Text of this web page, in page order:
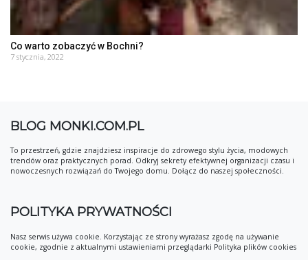
Co warto zobaczyć w Bochni?
7 stycznia, 2022
BLOG MONKI.COM.PL
To przestrzeń, gdzie znajdziesz inspiracje do zdrowego stylu życia, modowych
trendów oraz praktycznych porad. Odkryj sekrety efektywnej organizacji czasu i
nowoczesnych rozwiązań do Twojego domu. Dołącz do naszej społeczności.
POLITYKA PRYWATNOŚCI
Nasz serwis używa cookie. Korzystając ze strony wyrażasz zgodę na używanie
cookie, zgodnie z aktualnymi ustawieniami przeglądarki Polityka plików cookies